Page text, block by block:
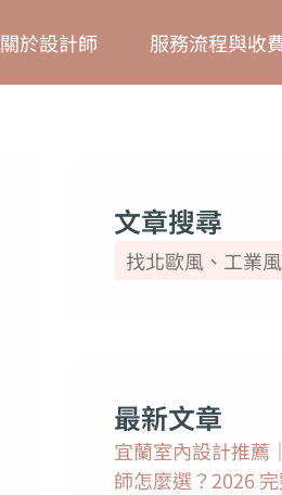
關於設計師 服務流程與收
文章搜尋
最新文章
宜蘭室內設計推薦
師怎麼選？2026